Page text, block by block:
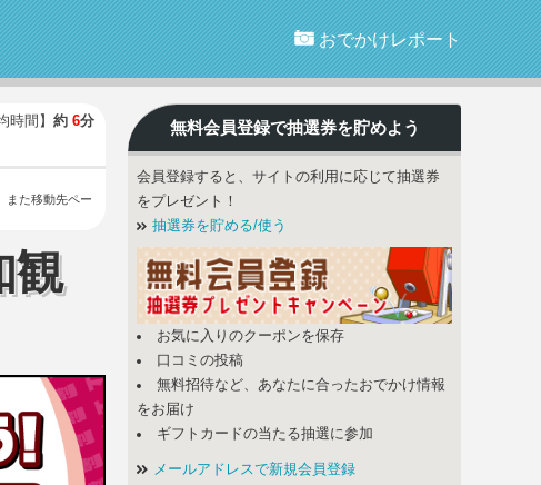
おでかけレポート
時間】 約 6分
また移動先ペー
観
無料会員登録で抽選券を貯めよう
会員登録すると、サイトの利用に応じて抽選券
をプレゼント！
抽選券を貯める/使う
お気に入りのクーポンを保存
口コミの投稿
無料招待など、あなたに合ったおでかけ情報
をお届け
ギフトカードの当たる抽選に参加
メールアドレスで新規会員登録